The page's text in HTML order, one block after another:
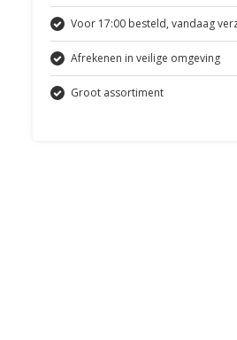
Voor 17:00 besteld, vandaag
Afrekenen in veilige omgeving
Groot assortiment